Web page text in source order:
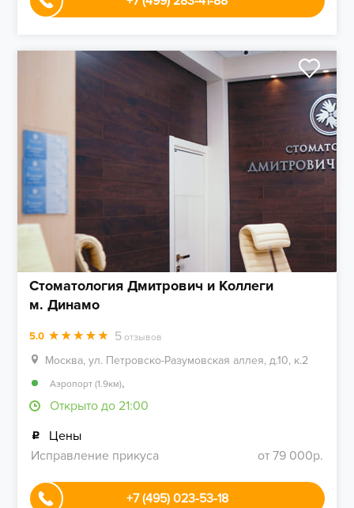
Стоматология Дмитрович и Коллеги
м. Динамо
5.0 5 отзывов
Москва, ул. Петровско-Разумовская аллея, д.10, к.2
Аэропорт (1.9км),
Открыто до 21:00
Цены
Исправление прикуса
от 79 000р.
+7 (495) 023-53-18